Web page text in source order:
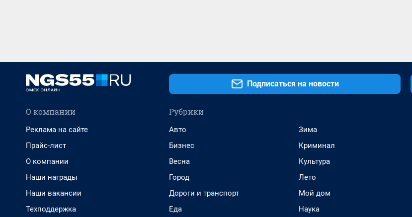
Подписаться на новости
О компании
Реклама на сайте
Прайс-лист
О компании
Наши награды
Наши вакансии
Техподдержка
Рубрики
Авто
Бизнес
Весна
Город
Дороги и транспорт
Еда
Зима
Криминал
Культура
Лето
Мой дом
Наука